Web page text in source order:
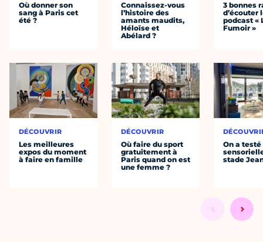
Où donner son
sang à Paris cet
été ?
DÉCOUVRIR
Les meilleures
expos du moment
à faire en famille
Connaissez-vous
l’histoire des
amants maudits,
Héloïse et
Abélard ?
DÉCOUVRIR
Où faire du sport
gratuitement à
Paris quand on est
une femme ?
3 bonnes
d’écouter
podcast «
Fumoir »
On a
stade